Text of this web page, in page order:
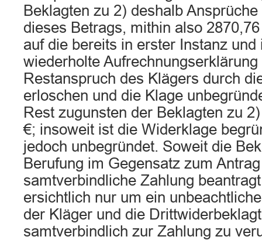
Beklagten zu 2) deshalb
dieses Betrags, mithin also
auf die bereits in erster Instanz und
wiederholte Aufrechnungserklärung
Restanspruch des Klägers durch
erloschen und die Klage
Rest zugunsten der Beklagten zu
€; insoweit ist die Widerklage
jedoch unbegründet. Soweit die
Berufung im Gegensatz zum
samtverbindliche Zahlung
ersichtlich nur um ein
der Kläger und die
samtverbindlich zur Zahlung zu